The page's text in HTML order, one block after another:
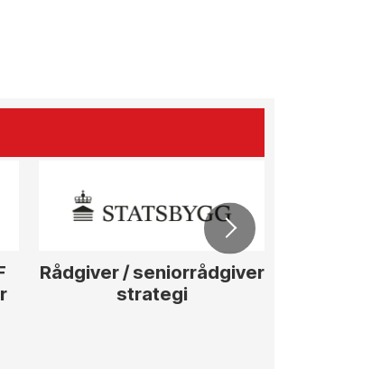
Rådgiver / seniorrådgiver
strategi